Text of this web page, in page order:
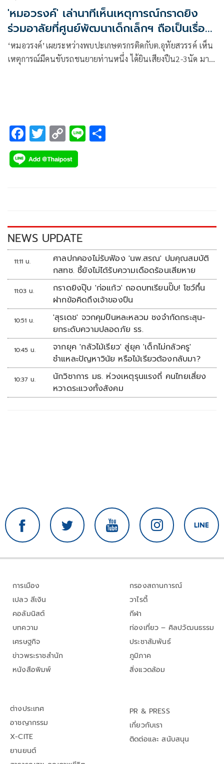
'หมอวรงค์' เล่านาทีเห็นเหตุการณ์กราดยิง
ร่วมอาลัยที่ศูนย์พัฒนาเด็กเล็กฯ ถือเป็นเรื่อง
ใหญ่ระดับโลก
‘หมอวรงค์’เผยระหว่างพบปะเกษตรกรติดกับต.อุทัยสวรรค์ เห็น
เหตุการณ์มีคนขับรถชนยายท่านหนึ่ง ได้ยินเสียงปืน2-3นัด มาท
F
ac
e
k
T
wi
tt
C
o
p
k
Li
NEWS UPDATE
11:11 น.
ศาลปกคองไม่รับฟ้อง 'นพ.สรณ' ปมคุณสมบัติ
กสทช. ชี้ยังไม่ได้รับความเดือดร้อนเสียหาย
11:03 น.
กราดยิงปุ๊บ 'ก่อแก้ว' ถอดบทเรียนปั๊บ! โชว์กึ๋น
ฝากข้อคิดถึงเจ้าของปืน
10:51 น.
'สุรเดช' จวกคุมปืนหละหลวม ชงจำกัดกระสุน-
ยกระดับความปลอดภัย รร.
10:45 น.
จากยุค 'กลัวไม้เรียว' สู่ยุค 'เด็กไม่กลัวครู'
ชำแหละปัญหาวินัย หรือไม้เรียวต้องกลับมา?
10:37 น.
นักวิชาการ มธ. ห่วงเหตุรุนแรงถี่ คนไทยเสี่ยง
หวาดระแวงทั้งสังคม
การเมือง
เปลว สีเงิน
คอลัมนิสต์
บทความ
เศรษฐกิจ
ข่าวพระราชสำนัก
หนังสือพิมพ์
กรองสถานการณ์
วาไรตี้
กีฬา
ท่องเที่ยว – ศิลปวัฒนธรรม
ประชาสัมพันธ์
ภูมิภาค
สิ่งแวดล้อม
ต่างประเทศ
อาชญากรรม
X-CITE
ยานยนต์
PR & PRESS
เกี่ยวกับเรา
ติดต่อและ สนับสนุน